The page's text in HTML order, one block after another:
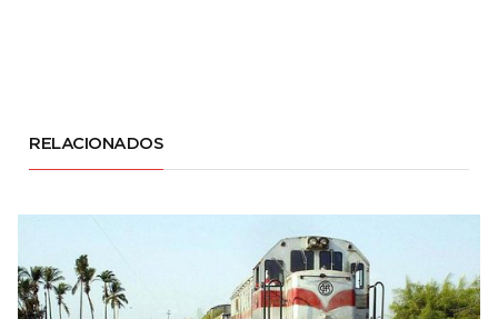
RELACIONADOS